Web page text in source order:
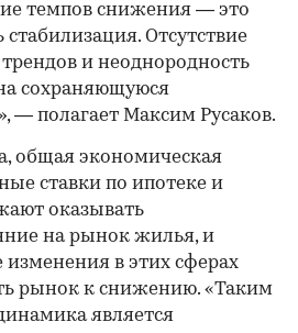
темпов снижения — это
Отсутствие
и неоднородность
сохраняющуюся
— полагает Максим Русаков.
общая экономическая
ставки по ипотеке и
оказывать
на рынок жилья, и
в этих сферах
рынок к снижению. «Таким
является